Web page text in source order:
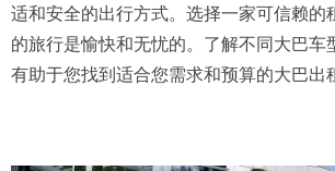
适和安全的出行方式。选择一家可信赖的
的旅行是愉快和无忧的。了解不同大巴车
有助于您找到适合您需求和预算的大巴出